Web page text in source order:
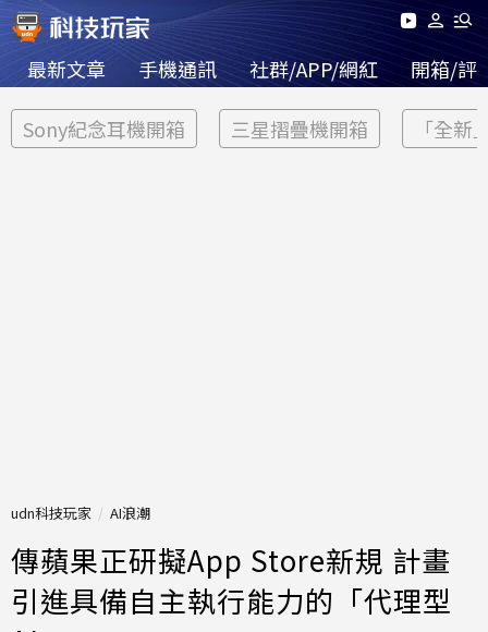
最新文章 手機通訊 社群/APP/網紅 開箱/評
Sony紀念耳機開箱 三星摺疊機開箱 「全新
udn科技玩家 AI浪潮
傳蘋果正研擬App Store新規 計畫
引進具備自主執行能力的「代理型